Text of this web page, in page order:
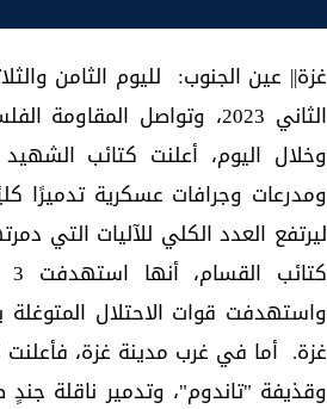
الثاني 2023، وتواصل
ومدرعات وجرافات عسكرية تدميرًا
واستهدفت قوات الاحتلال